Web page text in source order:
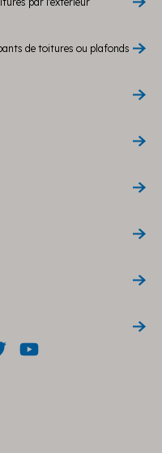
de toitures ou plafonds